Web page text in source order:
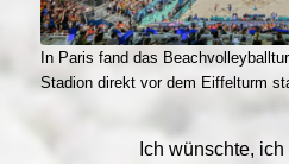
In Paris fand das
Stadion direkt vor dem Eiffelturm
Ich wünschte,